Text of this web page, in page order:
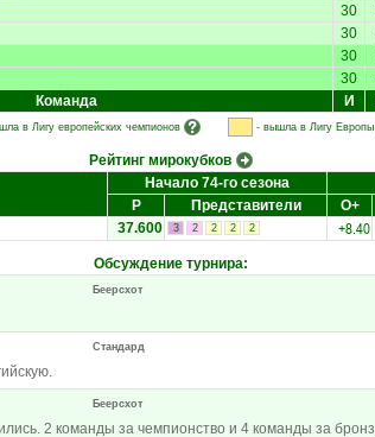
30
30
30
30
Команда И
в Лигу европейских чемпионов - вышла в Лигу Европы
Рейтинг мирокубков
Начало 74-го сезона
Р
Представители О+
37.600 3 2 2 2 2 +8.40
Обсуждение турнира:
Беерсхот
Стандард
Беерсхот
2 команды за чемпионство и 4 команды за